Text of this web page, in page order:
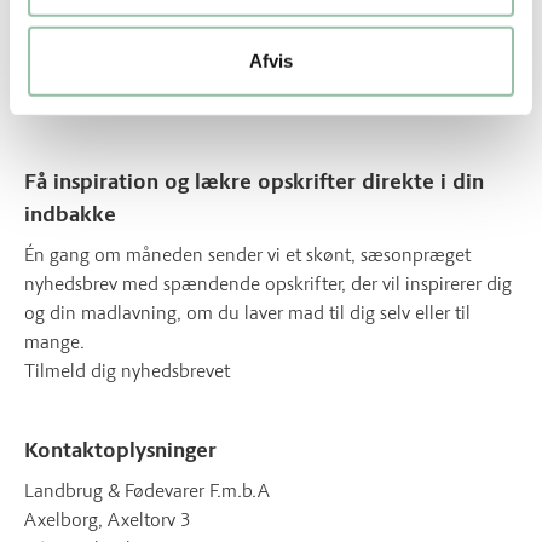
Afvis
Nyttige genveje
Om vores opskrifter
Få inspiration og lækre opskrifter direkte i din
indbakke
Én gang om måneden sender vi et skønt, sæsonpræget
nyhedsbrev med spændende opskrifter, der vil inspirerer dig
og din madlavning, om du laver mad til dig selv eller til
mange.
Tilmeld dig nyhedsbrevet
Kontaktoplysninger
Landbrug & Fødevarer F.m.b.A
Axelborg, Axeltorv 3